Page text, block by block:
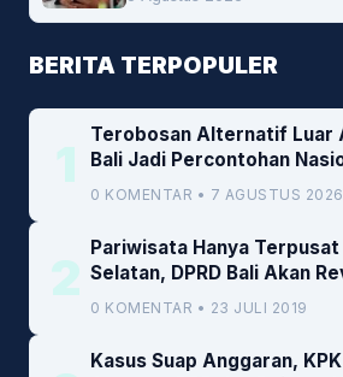
BERITA TERPOPULER
1
Terobosan Alternatif Luar
Bali Jadi Percontohan
Daerah
0 KOMENTAR • 7 AGUSTUS 2026
2
Pariwisata Hanya
Selatan, DPRD Bali Akan
0 KOMENTAR • 23 JULI 2019
Kasus Suap Anggaran,